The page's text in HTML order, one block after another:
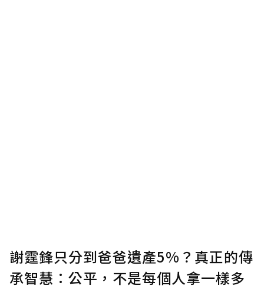
謝霆鋒只分到爸爸遺產5%？真正的傳
承智慧：公平，不是每個人拿一樣多